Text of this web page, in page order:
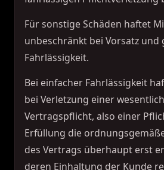
Für sonstige Schäden haftet
unbeschränkt bei Vorsatz und
Fahrlässigkeit.
Bei einfacher Fahrlässigkeit
bei Verletzung einer
Vertragspflicht, also einer
Erfüllung die
des Vertrags überhaupt erst
deren Einhaltung der Kunde